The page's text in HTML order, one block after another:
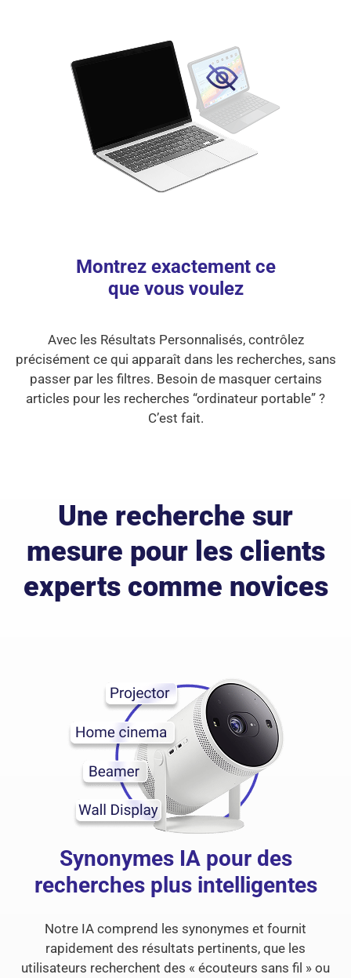
Montrez exactement ce
que vous voulez
Avec les Résultats Personnalisés, contrôlez
précisément ce qui apparaît dans les recherches, sans
passer par les filtres. Besoin de masquer certains
articles pour les recherches “ordinateur portable” ?
C’est fait.
Une recherche sur
mesure pour les clients
experts comme novices
Synonymes IA pour des
recherches plus intelligentes
Notre IA comprend les synonymes et fournit
rapidement des résultats pertinents, que les
utilisateurs recherchent des « écouteurs sans fil » ou